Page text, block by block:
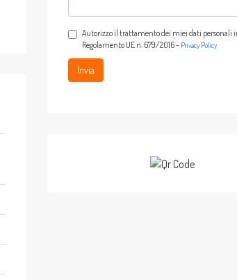
Autorizzo il trattamento dei miei dati personali in
Regolamento UE n. 679/2016 - Privacy Policy
Invia